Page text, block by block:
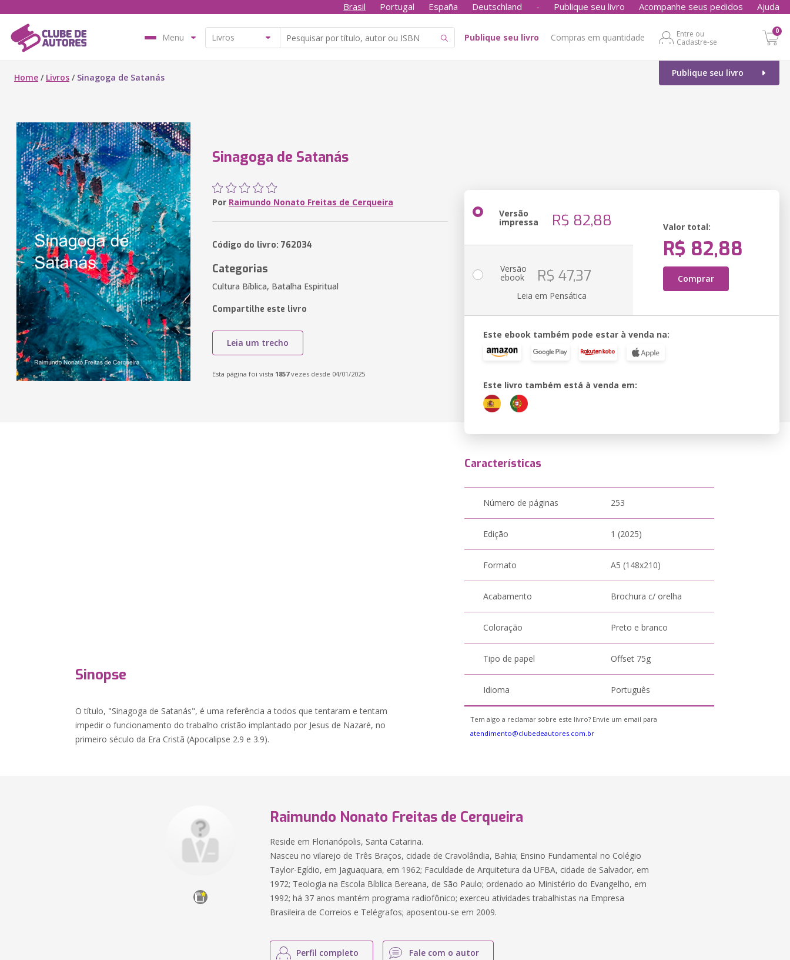
Brasil Portugal España Deutschland - Publique seu livro Acompanhe seus pedidos Ajuda
Menu Publique seu livro Compras em quantidade
Entre ou
Cadastre-se
0
Publique seu livro
Home / Livros / Sinagoga de Satanás
Sinagoga de Satanás
Por Raimundo Nonato Freitas de Cerqueira
Código do livro: 762034
Categorias
Cultura Bíblica, Batalha Espiritual
Compartilhe este livro
Leia um trecho
Esta página foi vista 1857vezes desde 04/01/2025
Versão
impressa R$ 82,88 Valor total:
R$ 82,88
Comprar
Versão
ebook R$ 47,37
Leia em Pensática
Este ebook também pode estar à venda na:
Este livro também está à venda em:
Sinopse
O título, "Sinagoga de Satanás", é uma referência a todos que tentaram e tentam
impedir o funcionamento do trabalho cristão implantado por Jesus de Nazaré, no
primeiro século da Era Cristã (Apocalipse 2.9 e 3.9).
Características
Número de páginas 253
Edição 1 (2025)
Formato A5 (148x210)
Acabamento Brochura c/ orelha
Coloração Preto e branco
Tipo de papel Offset 75g
Idioma Português
Tem algo a reclamar sobre este livro? Envie um email para
atendimento@clubedeautores.com.br
Raimundo Nonato Freitas de Cerqueira
Reside em Florianópolis, Santa Catarina.
Nasceu no vilarejo de Três Braços, cidade de Cravolândia, Bahia; Ensino Fundamental no Colégio
Taylor-Egídio, em Jaguaquara, em 1962; Faculdade de Arquitetura da UFBA, cidade de Salvador, em
1972; Teologia na Escola Bíblica Bereana, de São Paulo; ordenado ao Ministério do Evangelho, em
1992; há 37 anos mantém programa radiofônico; exerceu atividades trabalhistas na Empresa
Brasileira de Correios e Telégrafos; aposentou-se em 2009.
Perfil completo Fale com o autor